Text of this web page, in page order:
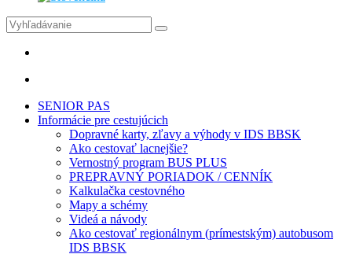
SENIOR PAS
Informácie pre cestujúcich
Dopravné karty, zľavy a výhody v IDS BBSK
Ako cestovať lacnejšie?
Vernostný program BUS PLUS
PREPRAVNÝ PORIADOK / CENNÍK
Kalkulačka cestovného
Mapy a schémy
Videá a návody
Ako cestovať regionálnym (prímestským) autobusom
IDS BBSK